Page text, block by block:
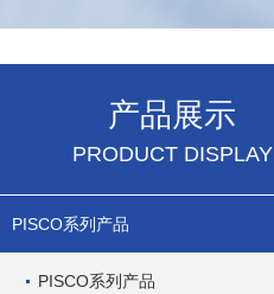
产品展示
PRODUCT DISPLAY
PISCO系列产品
PISCO系列产品